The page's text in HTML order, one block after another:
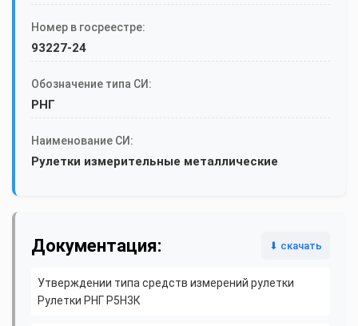
Номер в госреестре:
93227-24
Обозначение типа СИ:
РНГ
Наименование СИ:
Рулетки измерительные металлические
Документация: ⬇ скачать
Утверждении типа средств измерений рулетки
Рулетки РНГ Р5Н3К